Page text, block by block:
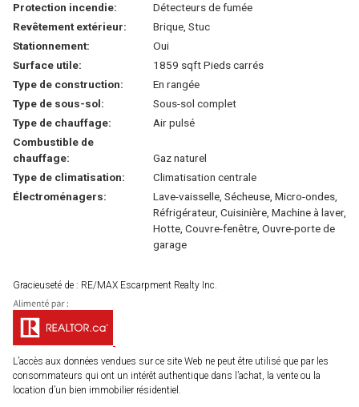
Protection incendie:
Détecteurs de fumée
Revêtement extérieur:
Brique, Stuc
Stationnement:
Oui
Surface utile:
1859 sqft Pieds carrés
Type de construction:
En rangée
Type de sous-sol:
Sous-sol complet
Type de chauffage:
Air pulsé
Combustible de
chauffage:
Gaz naturel
Type de climatisation:
Climatisation centrale
Électroménagers:
Lave-vaisselle, Sécheuse, Micro-ondes,
Réfrigérateur, Cuisinière, Machine à laver,
Hotte, Couvre-fenêtre, Ouvre-porte de
garage
Gracieuseté de : RE/MAX Escarpment Realty Inc.
L’accès aux données vendues sur ce site Web ne peut être utilisé que par les
consommateurs qui ont un intérêt authentique dans l’achat, la vente ou la
location d’un bien immobilier résidentiel.